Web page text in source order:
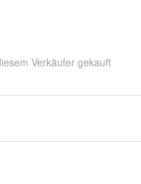
Verkäufer gekauft